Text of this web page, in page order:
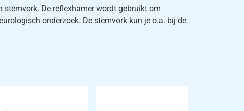
De reflexhamer wordt gebruikt om
onderzoek. De stemvork kun je o.a. bij de